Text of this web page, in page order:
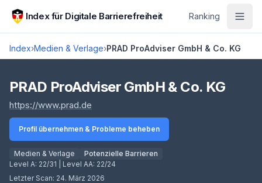
Zum Hauptinhalt springen
Index für Digitale Barrierefreiheit Ranking
Index›Medien & Verlage›PRAD ProAdviser GmbH & Co. KG
Score lädt
PRAD ProAdviser GmbH & Co. KG
https://www.prad.de
Profil übernehmen & Probleme beheben
Medien & Verlage
Potenzielle Barrieren
Level A: 22/31 | Level AA: 22/24
Letzter Scan: 24. März 2026